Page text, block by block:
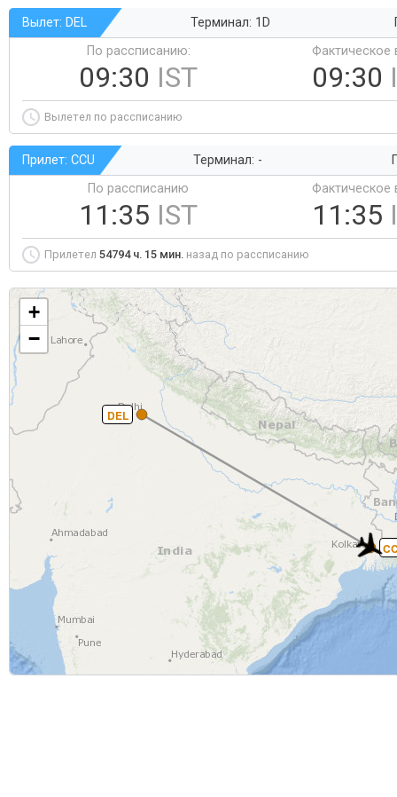
Вылет: DEL Терминал: 1D
По рассписанию:
09:30 IST
Фактическое
09:30
Вылетел по рассписанию
Прилет: CCU Терминал: -
По рассписанию
11:35 IST
Фактическое
11:35
Прилетел 54794 ч. 15 мин. назад по рассписанию
DEL
+
−